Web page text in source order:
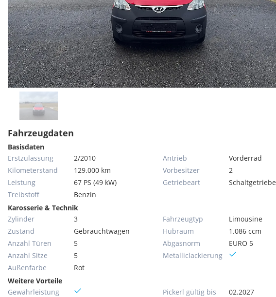
Fahrzeugdaten
Basisdaten
Erstzulassung
2/2010
Kilometerstand
129.000 km
Leistung
67 PS (49 kW)
Treibstoff
Benzin
Antrieb
Vorderrad
Vorbesitzer
2
Getriebeart
Schaltgetriebe
Karosserie & Technik
Zylinder
3
Zustand
Gebrauchtwagen
Anzahl Türen
5
Anzahl Sitze
5
Außenfarbe
Rot
Fahrzeugtyp
Limousine
Hubraum
1.086 ccm
Abgasnorm
EURO 5
Metallic­lackierung
Weitere Vorteile
Gewährleistung
Pickerl gültig bis
02.2027